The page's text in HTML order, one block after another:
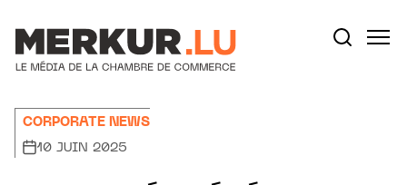
CORPORATE NEWS
10 JUIN 2025